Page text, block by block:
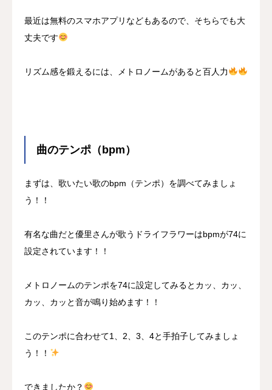
最近は無料のスマホアプリなどもあるので、そちらでも大
丈夫です
リズム感を鍛えるには、メトロノームがあると百人力
曲のテンポ（bpm）
まずは、歌いたい歌のbpm（テンポ）を調べてみましょ
う！！
有名な曲だと優里さんが歌うドライフラワーはbpmが74に
設定されています！！
メトロノームのテンポを74に設定してみるとカッ、カッ、
カッ、カッと音が鳴り始めます！！
このテンポに合わせて1、2、3、4と手拍子してみましょ
う！！
できましたか？